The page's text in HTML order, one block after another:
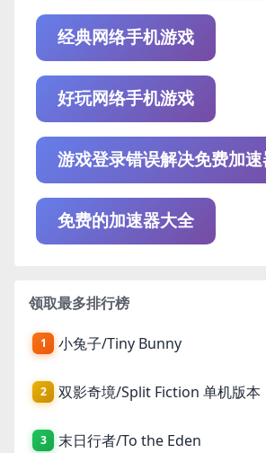
经典网络手机游戏
好玩网络手机游戏
游戏登录错误解决免费加速
免费的加速器大全
领取最多排行榜
1 小兔子/Tiny Bunny
2 双影奇境/Split Fiction 单机版本
3 末日行者/To the Eden